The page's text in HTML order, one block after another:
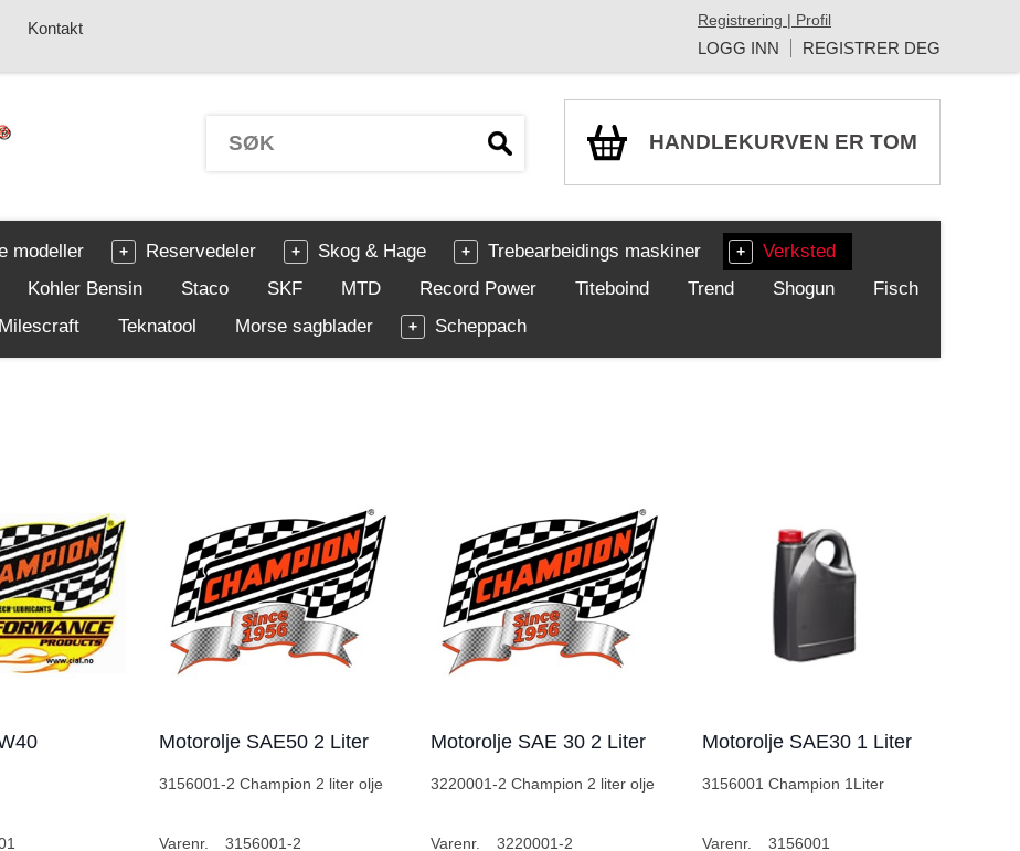
Kontakt Registrering | Profil
LOGG INN REGISTRER DEG
HANDLEKURVEN ER TOM
modeller Reservedeler Skog & Hage Trebearbeidings maskiner
Verksted
Kohler Bensin Staco SKF MTD Record Power Titeboind Trend Shogun
Fisch
Milescraft Teknatool Morse sagblader Scheppach
Motorolje SAE50 2 Liter
3156001-2 Champion 2 liter olje
Varenr. 3156001-2
Motorolje SAE 30 2 Liter
3220001-2 Champion 2 liter olje
Varenr. 3220001-2
Motorolje SAE30 1 Liter
3156001 Champion 1Liter
Varenr. 3156001